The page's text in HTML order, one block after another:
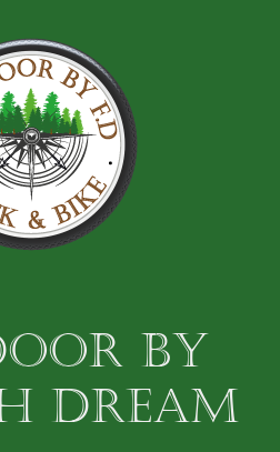
BY
DREAM